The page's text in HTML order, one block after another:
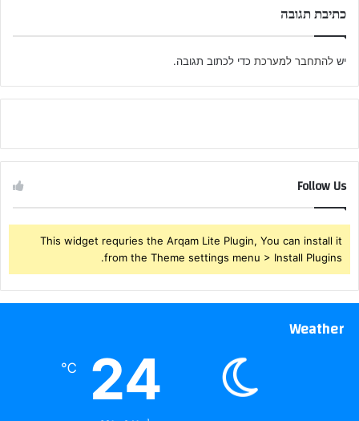
כתיבת תגובה
יש להתחבר למערכת כדי לכתוב תגובה.
Follow Us
This widget requries the Arqam Lite Plugin, You can install it
from the Theme settings menu > Install Plugins.
Weather
24
℃